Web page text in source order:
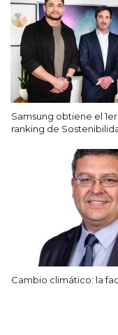
Samsung obtiene el
ranking de
Cambio climático: la